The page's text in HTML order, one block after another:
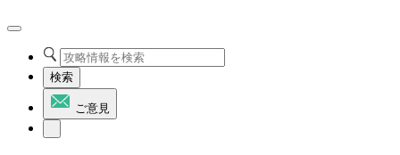
検索
ご意見